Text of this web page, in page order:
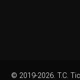
© 2019-2026. T.C.